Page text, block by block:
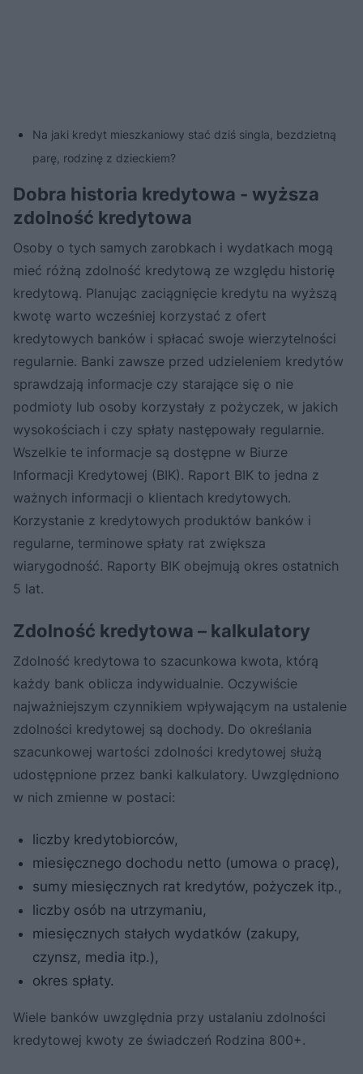
Na jaki kredyt mieszkaniowy stać dziś singla, bezdzietną
parę, rodzinę z dzieckiem?
Dobra historia kredytowa - wyższa
zdolność kredytowa
Osoby o tych samych zarobkach i wydatkach mogą
mieć różną zdolność kredytową ze względu historię
kredytową. Planując zaciągnięcie kredytu na wyższą
kwotę warto wcześniej korzystać z ofert
kredytowych banków i spłacać swoje wierzytelności
regularnie. Banki zawsze przed udzieleniem kredytów
sprawdzają informacje czy starające się o nie
podmioty lub osoby korzystały z pożyczek, w jakich
wysokościach i czy spłaty następowały regularnie.
Wszelkie te informacje są dostępne w Biurze
Informacji Kredytowej (BIK). Raport BIK to jedna z
ważnych informacji o klientach kredytowych.
Korzystanie z kredytowych produktów banków i
regularne, terminowe spłaty rat zwiększa
wiarygodność. Raporty BIK obejmują okres ostatnich
5 lat.
Zdolność kredytowa – kalkulatory
Zdolność kredytowa to szacunkowa kwota, którą
każdy bank oblicza indywidualnie. Oczywiście
najważniejszym czynnikiem wpływającym na ustalenie
zdolności kredytowej są dochody. Do określania
szacunkowej wartości zdolności kredytowej służą
udostępnione przez banki kalkulatory. Uwzględniono
w nich zmienne w postaci:
liczby kredytobiorców,
miesięcznego dochodu netto (umowa o pracę),
sumy miesięcznych rat kredytów, pożyczek itp.,
liczby osób na utrzymaniu,
miesięcznych stałych wydatków (zakupy,
czynsz, media itp.),
okres spłaty.
Wiele banków uwzględnia przy ustalaniu zdolności
kredytowej kwoty ze świadczeń Rodzina 800+.